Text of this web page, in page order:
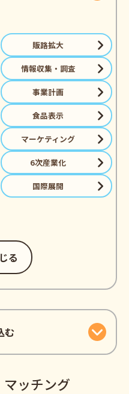
販路拡大
情報収集・調査
事業計画
食品表示
マーケティング
6次産業化
国際展開
る
む
ッチング